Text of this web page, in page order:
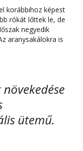
korábbihoz képest
rókát lőttek le, de
negyedik
aranysakálokra is
ütemű.